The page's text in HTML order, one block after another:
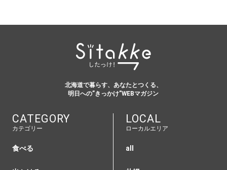
北海道で暮らす、あなたとつくる、
明日への”きっかけ”WEBマガジン
CATEGORY
カテゴリー
食べる
LOCAL
ローカルエリア
all